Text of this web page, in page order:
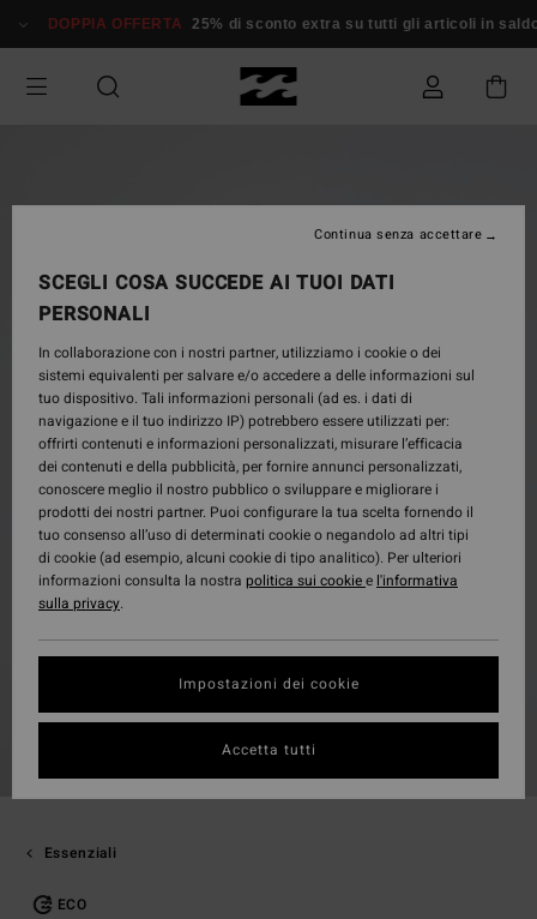
alle
prodotto
DOPPIA OFFERTA 25% di sconto extra su tutti gli articoli in saldo*
Essenziali
ECO
SCEGLI COSA SUCCEDE AI TUOI DATI
PERSONALI
In collaborazione con i nostri partner, utilizziamo i cookie o dei
sistemi equivalenti per salvare e/o accedere a delle informazioni sul
tuo dispositivo. Tali informazioni personali (ad es. i dati di
navigazione e il tuo indirizzo IP) potrebbero essere utilizzati per:
offrirti contenuti e informazioni personalizzati, misurare l’efficacia
dei contenuti e della pubblicità, per fornire annunci personalizzati,
conoscere meglio il nostro pubblico o sviluppare e migliorare i
prodotti dei nostri partner. Puoi configurare la tua scelta fornendo il
tuo consenso all’uso di determinati cookie o negandolo ad altri tipi
di cookie (ad esempio, alcuni cookie di tipo analitico). Per ulteriori
informazioni consulta la nostra politica sui cookiee l'informativa
sulla privacy.
Impostazioni dei cookie
Continua senza accettare
Accetta tutti